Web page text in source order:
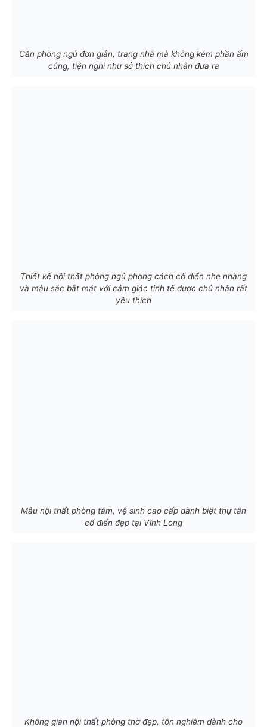
Căn phòng ngủ đơn giản, trang nhã mà không kém phần ấm
cúng, tiện nghi như sở thích chủ nhân đưa ra
Thiết kế nội thất phòng ngủ phong cách cổ điển nhẹ nhàng
và màu sắc bắt mắt với cảm giác tinh tế được chủ nhân rất
yêu thích
Mẫu nội thất phòng tắm, vệ sinh cao cấp dành biệt thự tân
cổ điển đẹp tại Vĩnh Long
Không gian nội thất phòng thờ đẹp, tôn nghiêm dành cho